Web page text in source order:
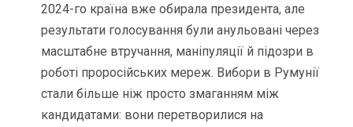
2024-го країна вже обирала президента, але
результати голосування були анульовані через
масштабне втручання, маніпуляції й підозри в
роботі проросійських мереж. Вибори в Румунії
стали більше ніж просто змаганням між
кандидатами: вони перетворилися на